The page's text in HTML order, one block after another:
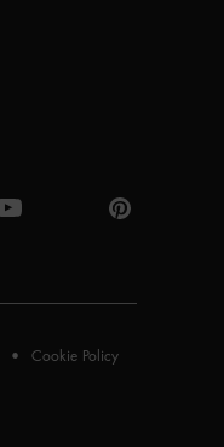
Cookie Policy